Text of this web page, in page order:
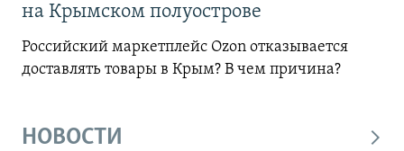
на Крымском полуострове
Российский маркетплейс Ozon отказывается
доставлять товары в Крым? В чем причина?
НОВОСТИ